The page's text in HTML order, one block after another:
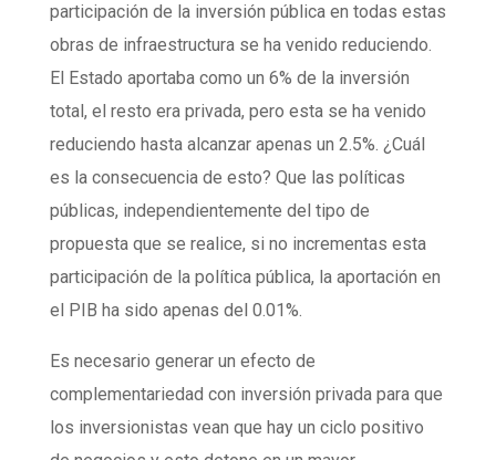
participación de la inversión pública en todas estas
obras de infraestructura se ha venido reduciendo.
El Estado aportaba como un 6% de la inversión
total, el resto era privada, pero esta se ha venido
reduciendo hasta alcanzar apenas un 2.5%. ¿Cuál
es la consecuencia de esto? Que las políticas
públicas, independientemente del tipo de
propuesta que se realice, si no incrementas esta
participación de la política pública, la aportación en
el PIB ha sido apenas del 0.01%.
Es necesario generar un efecto de
complementariedad con inversión privada para que
los inversionistas vean que hay un ciclo positivo